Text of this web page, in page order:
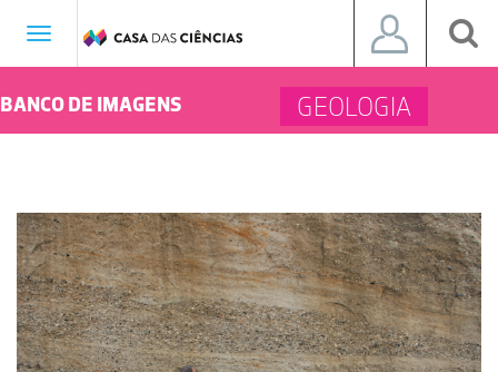
Toggle
BANCO DE IMAGENS GEOLOGIA